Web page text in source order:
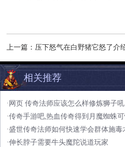
上一篇： 压下怒气在白野猪它怒了介
相关推荐
·网页 传奇法师应该怎么样修炼狮子吼
·传奇手游吧,热血传奇得到月魔蜘蛛
·盛世传奇法师如何快速学会群体施毒
·伸长脖子需要牛头魔陀说道玩家